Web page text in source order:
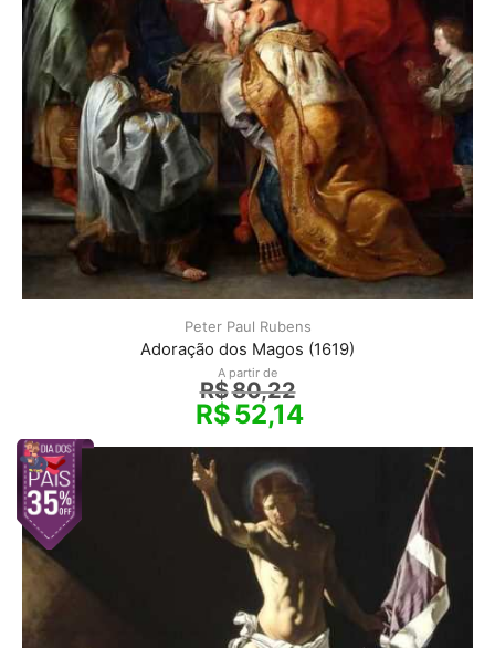
Peter Paul Rubens
Adoração dos Magos (1619)
A partir de
R$80,22
R$52,14